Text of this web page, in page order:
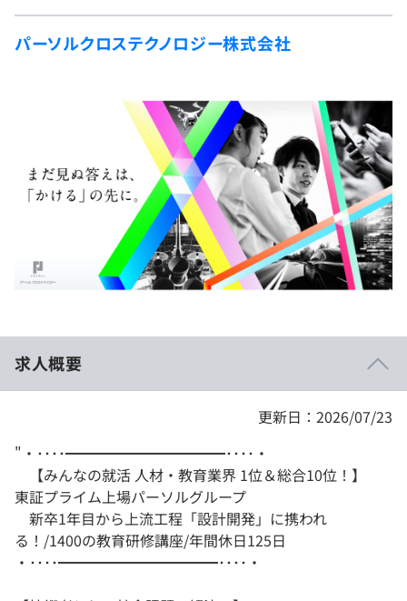
新卒エージェント
就活成功ガイド
4択課題
プラン
法人向けプラン
契約内容・クーポン
再チャレンジ結果一覧
パーソルクロステクノロジー株式会社
求人概要
更新日：2026/07/23
"・････━━━━━━━━━━━････・
【みんなの就活 人材・教育業界 1位＆総合10位！】
東証プライム上場パーソルグループ
新卒1年目から上流工程「設計開発」に携われ
る！/1400の教育研修講座/年間休日125日
・････━━━━━━━━━━━････・